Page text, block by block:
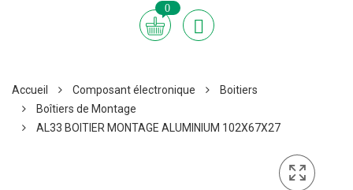
0
Accueil Composant électronique
Boitiers
Boîtiers de Montage
AL33 BOITIER MONTAGE ALUMINIUM 102X67X27